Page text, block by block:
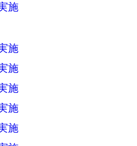
施
施
施
施
施
施